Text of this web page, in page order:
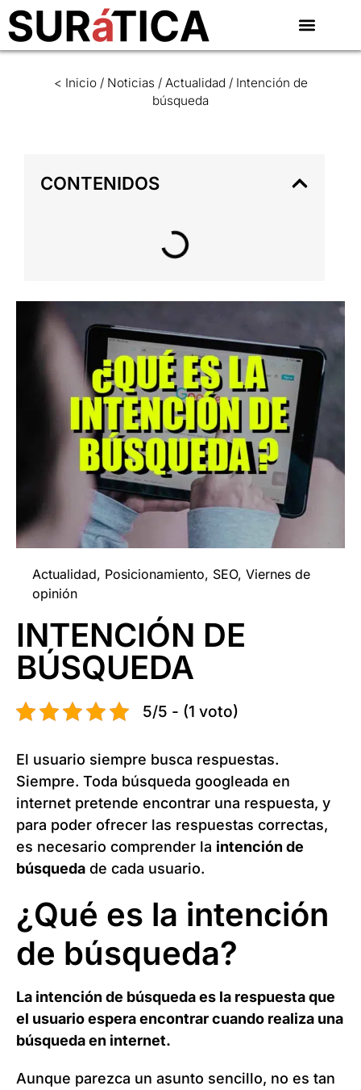
< Inicio/ Noticias / Actualidad / Intención de
búsqueda
CONTENIDOS
Actualidad, Posicionamiento, SEO,Viernes de
opinión
INTENCIÓN DE
BÚSQUEDA
5/5 - (1 voto)
El usuario siempre busca respuestas.
Siempre. Toda búsqueda googleada en
internet pretende encontrar una respuesta, y
para poder ofrecer las respuestas correctas,
es necesario comprender la intención de
búsqueda de cada usuario.
¿Qué es la intención
de búsqueda?
La intención de búsqueda es la respuesta que
el usuario espera encontrar cuando realiza una
búsqueda en internet.
Aunque parezca un asunto sencillo, no es tan